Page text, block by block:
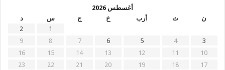
أغسطس 2026
ن
ث أرب خ ج س
د
1
2
3
4
5
6
7
8
9
10
11
12
13
14
15
16
17
18
19
20
21
22
23